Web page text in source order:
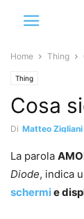
Home Thing
Thing
Cosa
Di Matteo Zigliani
La parola
Diode, indica
schermie